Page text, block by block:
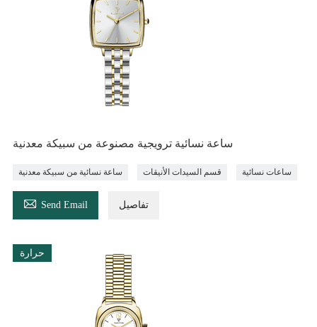
ساعة نسائية ترويجية مصنوعة من سبيكة معدنية
ساعة نسائية من سبيكة معدنية قسم السيدات الأنيقات ساعات نسائية
 Send Email تفاصيل
حرارة